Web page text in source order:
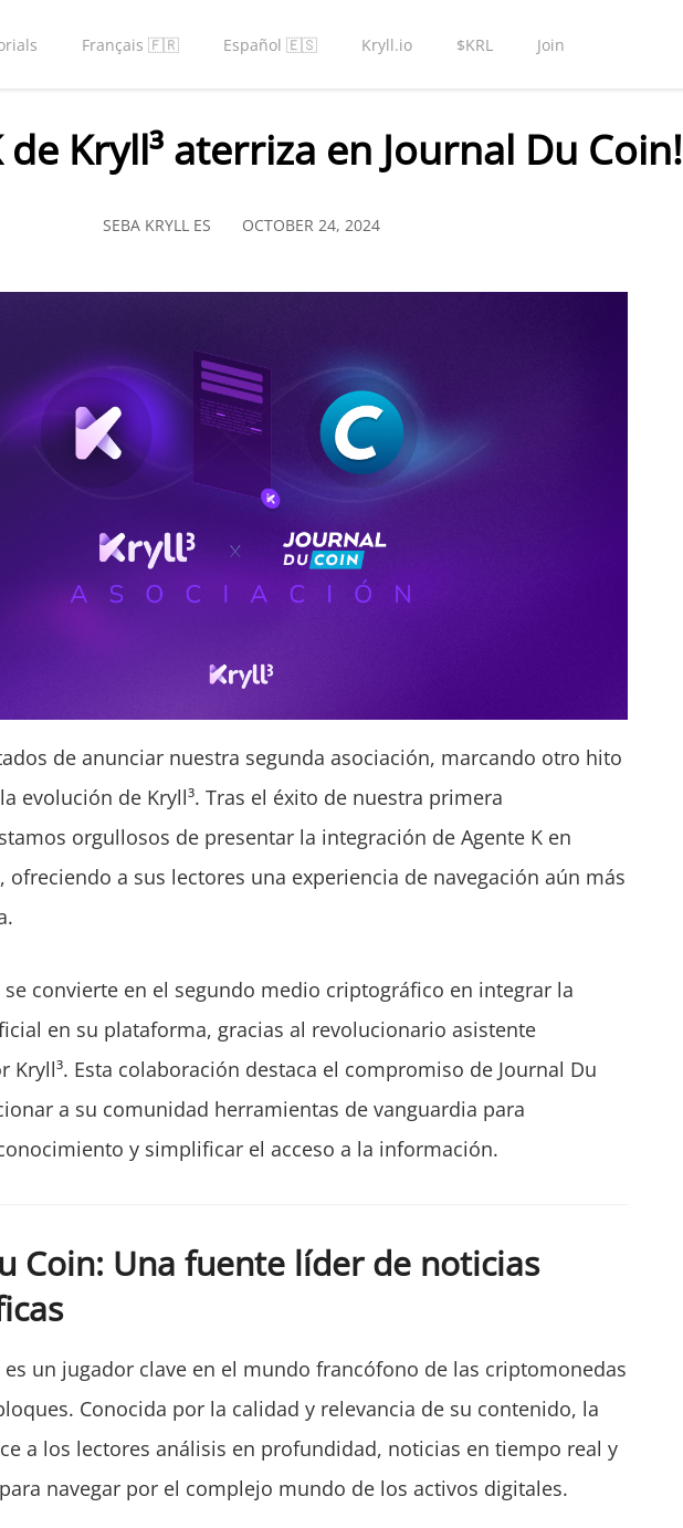
Français 🇫🇷 Español 🇪🇸 Kryll.io $KRL Join
de Kryll³ aterriza en Journal Du Coin!
SEBA KRYLL ES OCTOBER 24, 2024
de anunciar nuestra segunda asociación, marcando otro hito
evolución de Kryll³. Tras el éxito de nuestra primera
orgullosos de presentar la integración de Agente K en
, ofreciendo a sus lectores una experiencia de navegación aún más
se convierte en el segundo medio criptográfico en integrar la
en su plataforma, gracias al revolucionario asistente
Kryll³. Esta colaboración destaca el compromiso de Journal Du
a su comunidad herramientas de vanguardia para
y simplificar el acceso a la información.
Coin: Una fuente líder de noticias
es un jugador clave en el mundo francófono de las criptomonedas
Conocida por la calidad y relevancia de su contenido, la
a los lectores análisis en profundidad, noticias en tiempo real y
navegar por el complejo mundo de los activos digitales.